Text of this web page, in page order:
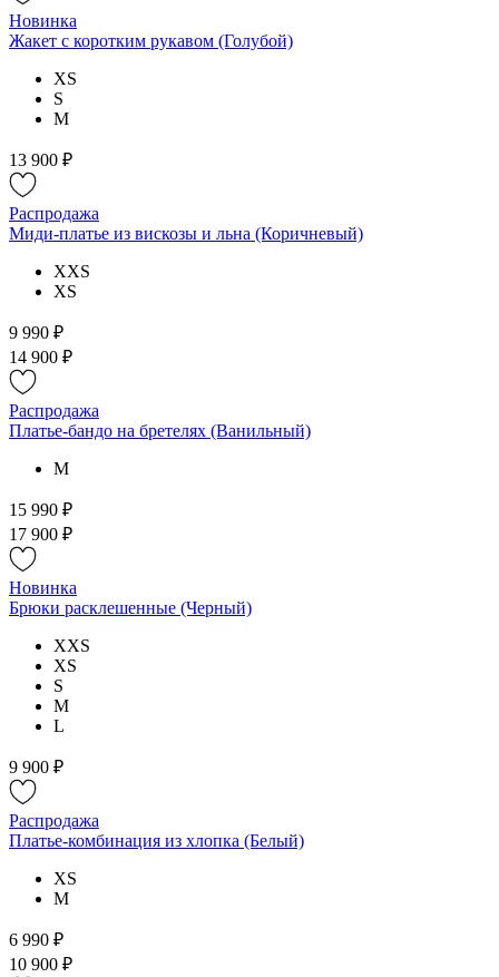
Новинка
Жакет с коротким рукавом (Голубой)
XS
S
M
13 900 ₽
Распродажа
Миди-платье из вискозы и льна (Коричневый)
XXS
XS
9 990 ₽
14 900 ₽
Распродажа
Платье-бандо на бретелях (Ванильный)
M
15 990 ₽
17 900 ₽
Новинка
Брюки расклешенные (Черный)
XXS
XS
S
M
L
9 900 ₽
Распродажа
Платье-комбинация из хлопка (Белый)
XS
M
6 990 ₽
10 900 ₽